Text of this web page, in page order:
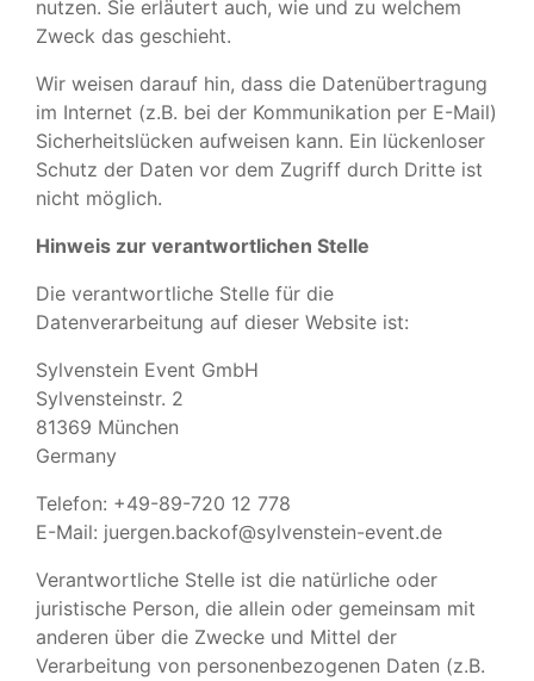
nutzen. Sie erläutert auch, wie und zu welchem
Zweck das geschieht.
Wir weisen darauf hin, dass die Datenübertragung
im Internet (z.B. bei der Kommunikation per E-Mail)
Sicherheitslücken aufweisen kann. Ein lückenloser
Schutz der Daten vor dem Zugriff durch Dritte ist
nicht möglich.
Hinweis zur verantwortlichen Stelle
Die verantwortliche Stelle für die
Datenverarbeitung auf dieser Website ist:
Sylvenstein Event GmbH
Sylvensteinstr. 2
81369 München
Germany
Telefon: +49-89-720 12 778
E-Mail: juergen.backof@sylvenstein-event.de
Verantwortliche Stelle ist die natürliche oder
juristische Person, die allein oder gemeinsam mit
anderen über die Zwecke und Mittel der
Verarbeitung von personenbezogenen Daten (z.B.